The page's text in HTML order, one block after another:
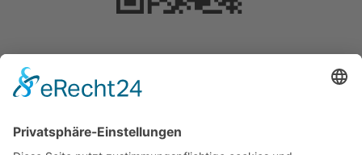
Selbstverständlich können Sie Ihre Spende
steuerlich geltend machen. Für Beträge bis 200
Euro benötigen Sie keine gesonderte
Bescheinigung. Die Vorlage des